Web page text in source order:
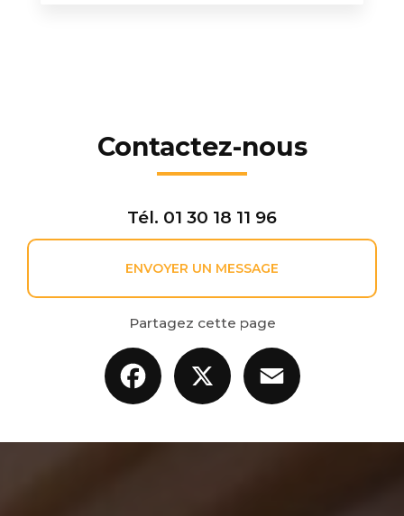
Contactez-nous
Tél. 01 30 18 11 96
ENVOYER UN MESSAGE
Partagez cette page
Facebook